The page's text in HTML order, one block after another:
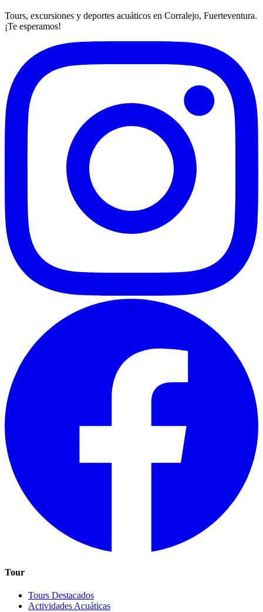
Tours, excursiones y deportes acuáticos en Corralejo, Fuerteventura.
¡Te esperamos!
Tour
Tours Destacados
Actividades Acuáticas